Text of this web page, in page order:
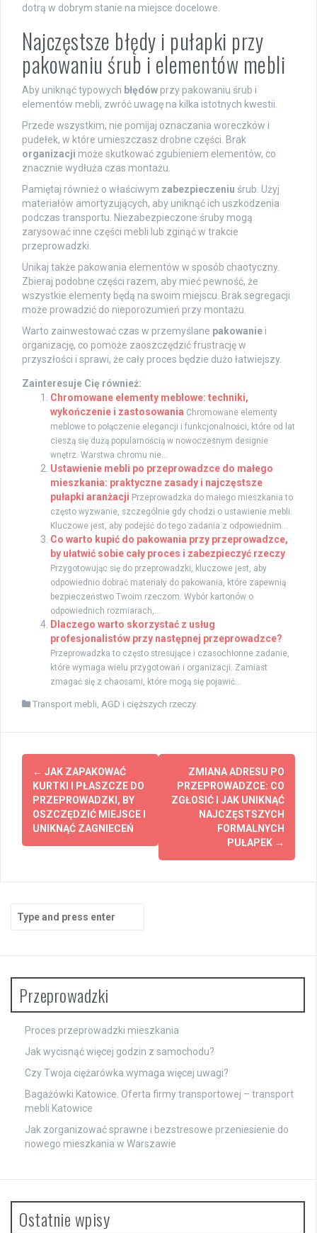
dotrą w dobrym stanie na miejsce docelowe.
Najczęstsze błędy i pułapki przy
pakowaniu śrub i elementów mebli
Aby uniknąć typowych błędów przy pakowaniu śrub i
elementów mebli, zwróć uwagę na kilka istotnych kwestii.
Przede wszystkim, nie pomijaj oznaczania woreczków i
pudełek, w które umieszczasz drobne części. Brak
organizacji może skutkować zgubieniem elementów, co
znacznie wydłuża czas montażu.
Pamiętaj również o właściwym zabezpieczeniu śrub. Użyj
materiałów amortyzujących, aby uniknąć ich uszkodzenia
podczas transportu. Niezabezpieczone śruby mogą
zarysować inne części mebli lub zginąć w trakcie
przeprowadzki.
Unikaj także pakowania elementów w sposób chaotyczny.
Zbieraj podobne części razem, aby mieć pewność, że
wszystkie elementy będą na swoim miejscu. Brak segregacji
może prowadzić do nieporozumień przy montażu.
Warto zainwestować czas w przemyślane pakowanie i
organizację, co pomoże zaoszczędzić frustrację w
przyszłości i sprawi, że cały proces będzie dużo łatwiejszy.
Zainteresuje Cię również:
Chromowane elementy meblowe: techniki,
wykończenie i zastosowania Chromowane elementy
meblowe to połączenie elegancji i funkcjonalności, które od lat
cieszą się dużą popularnością w nowoczesnym designie
wnętrz. Warstwa chromu nie...
Ustawienie mebli po przeprowadzce do małego
mieszkania: praktyczne zasady i najczęstsze
pułapki aranżacji Przeprowadzka do małego mieszkania to
często wyzwanie, szczególnie gdy chodzi o ustawienie mebli.
Kluczowe jest, aby podejść do tego zadania z odpowiednim...
Co warto kupić do pakowania przy przeprowadzce,
by ułatwić sobie cały proces i zabezpieczyć rzeczy
Przygotowując się do przeprowadzki, kluczowe jest, aby
odpowiednio dobrać materiały do pakowania, które zapewnią
bezpieczeństwo Twoim rzeczom. Wybór kartonów o
odpowiednich rozmiarach,...
Dlaczego warto skorzystać z usług
profesjonalistów przy następnej przeprowadzce?
Przeprowadzka to często stresujące i czasochłonne zadanie,
które wymaga wielu przygotowań i organizacji. Zamiast
zmagać się z chaosami, które mogą się pojawić...
Transport mebli, AGD i cięższych rzeczy
Post
navigation
← JAK ZAPAKOWAĆ
KURTKI I PŁASZCZE DO
PRZEPROWADZKI, BY
OSZCZĘDZIĆ MIEJSCE I
UNIKNĄĆ ZAGNIECEŃ
ZMIANA ADRESU PO
PRZEPROWADZCE: CO
ZGŁOSIĆ I JAK UNIKNĄĆ
NAJCZĘSTSZYCH
FORMALNYCH
PUŁAPEK →
Search
for:
Przeprowadzki
Proces przeprowadzki mieszkania
Jak wycisnąć więcej godzin z samochodu?
Czy Twoja ciężarówka wymaga więcej uwagi?
Bagażówki Katowice. Oferta firmy transportowej – transport
mebli Katowice
Jak zorganizować sprawne i bezstresowe przeniesienie do
nowego mieszkania w Warszawie
Ostatnie wpisy